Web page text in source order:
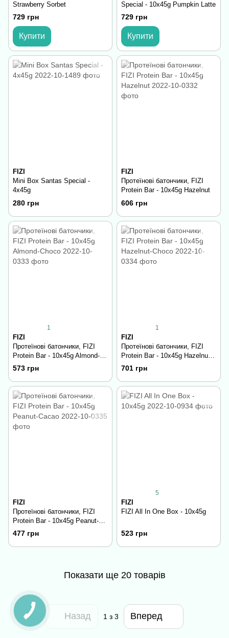
Strawberry Sorbet
729 грн
Купити
Special - 10x45g Pumpkin Latte
729 грн
Купити
FIZI
Mini Box Santas Special -
4х45g
280 грн
FIZI
Протеїнові батончики, FIZI
Protein Bar - 10х45g Hazelnut
606 грн
1
FIZI
Протеїнові батончики, FIZI
Protein Bar - 10х45g Almond-
Choco
573 грн
1
FIZI
Протеїнові батончики, FIZI
Protein Bar - 10х45g Hazelnut-
Choco
701 грн
FIZI
Протеїнові батончики, FIZI
Protein Bar - 10х45g Peanut-
Сacao
477 грн
5
FIZI
FIZI All In One Box - 10x45g
523 грн
Показати ще 20 товарів
Назад 1 з 3 Вперед